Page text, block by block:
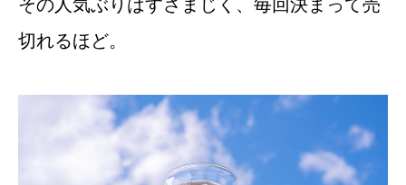
その人気ぶりはすさまじく、毎回決まって売
切れるほど。